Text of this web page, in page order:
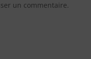
un commentaire.